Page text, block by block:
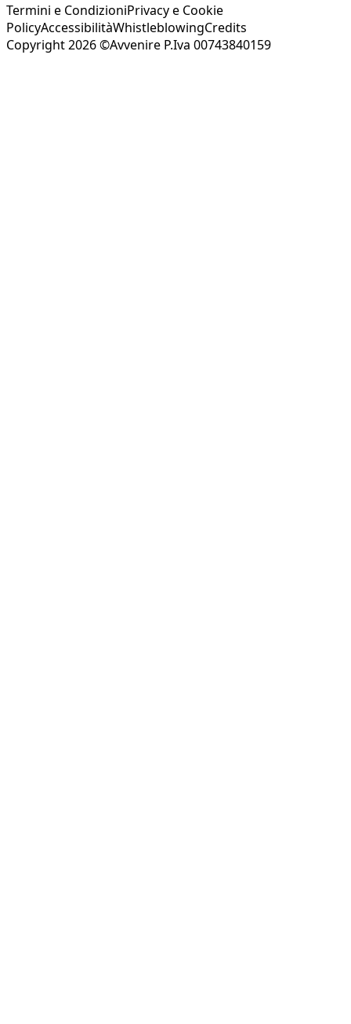
Termini e CondizioniPrivacy e Cookie
PolicyAccessibilitàWhistleblowingCredits
Copyright 2026 ©Avvenire P.Iva 00743840159